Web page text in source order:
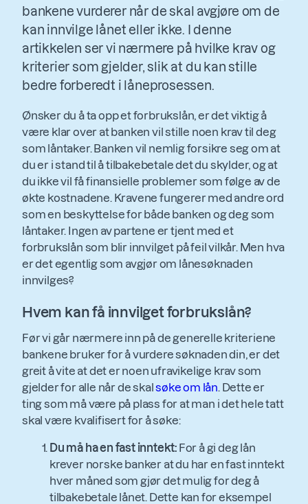
bankene vurderer når de skal avgjøre om de
kan innvilge lånet eller ikke. I denne
artikkelen ser vi nærmere på hvilke krav og
kriterier som gjelder, slik at du kan stille
bedre forberedt i låneprosessen.
Ønsker du å ta opp et forbrukslån, er det viktig å
være klar over at banken vil stille noen krav til deg
som låntaker. Banken vil nemlig forsikre seg om at
du er i stand til å tilbakebetale det du skylder, og at
du ikke vil få finansielle problemer som følge av de
økte kostnadene. Kravene fungerer med andre ord
som en beskyttelse for både banken og deg som
låntaker. Ingen av partene er tjent med et
forbrukslån som blir innvilget på feil vilkår. Men hva
er det egentlig som avgjør om lånesøknaden
innvilges?
Hvem kan få innvilget forbrukslån?
Før vi går nærmere inn på de generelle kriteriene
bankene bruker for å vurdere søknaden din, er det
greit å vite at det er noen ufravikelige krav som
gjelder for alle når de skalsøke om lån. Dette er
ting som må være på plass for at man i det hele tatt
skal være kvalifisert for å søke:
Du må ha en fast inntekt: For å gi deg lån
krever norske banker at du har en fast inntekt
hver måned som gjør det mulig for deg å
tilbakebetale lånet. Dette kan for eksempel